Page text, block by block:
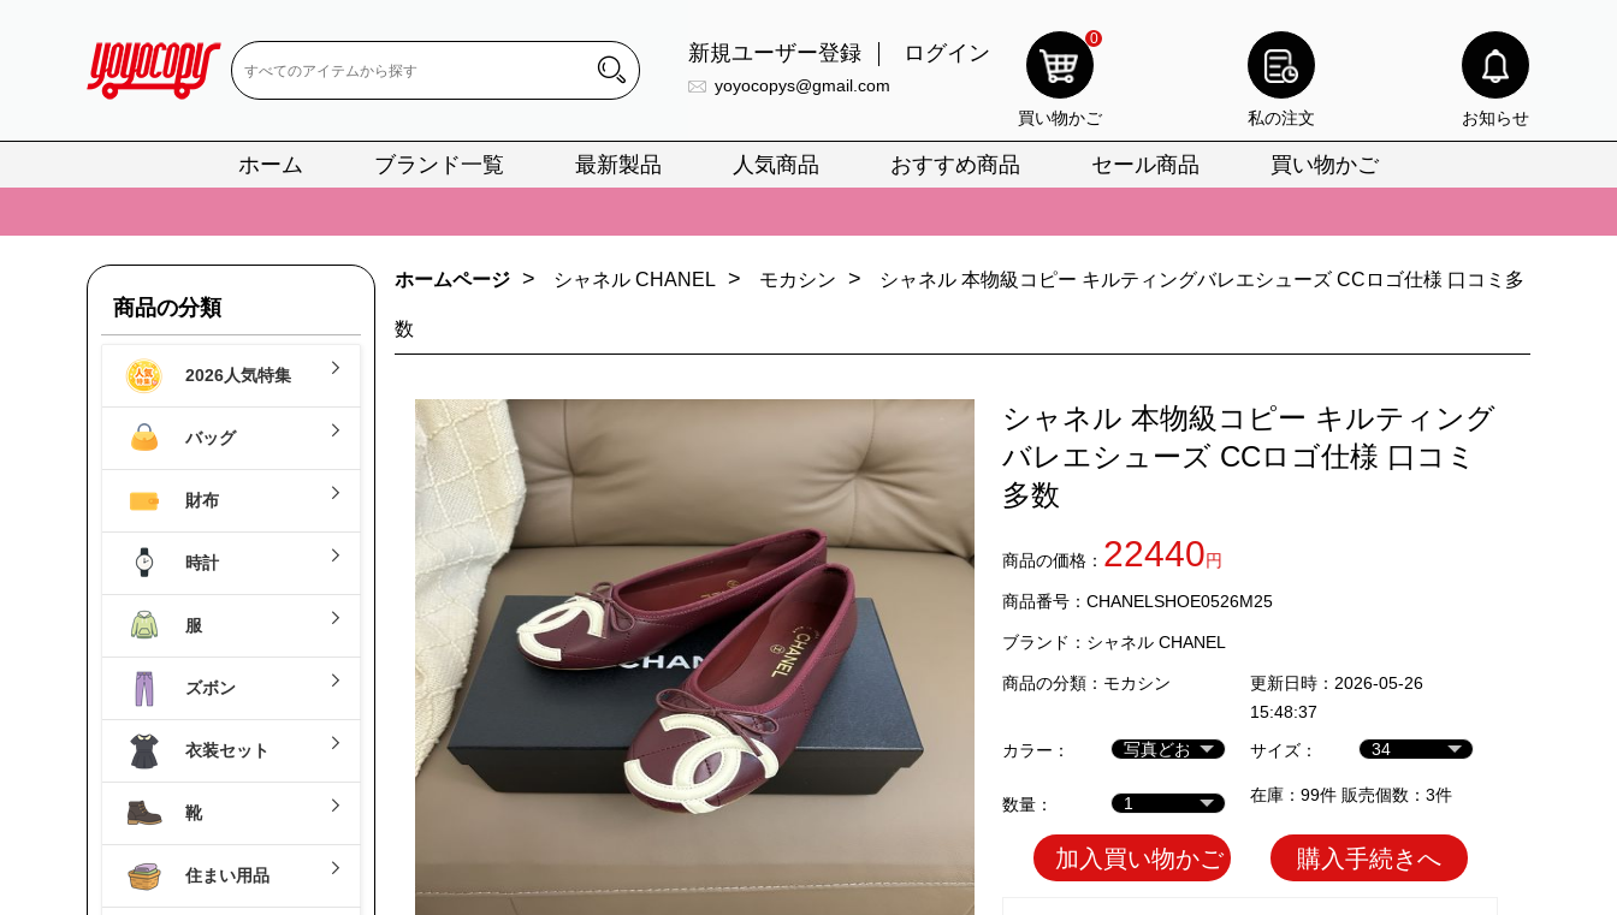
新規ユーザー登録 ログイン
yoyocopys@gmail.com
0
買い物かご 私の注文 お知らせ
ホーム ブランド一覧 最新製品 人気商品 おすすめ商品 セール商品 買い物かご
📢 当店は正真正銘のn級スーパーコピーのみ取扱い。最高品質の再現度を安心してお選びいただけます。
📢 2026春の新作続々更新中！期間中のご注文でお得な割引をご利用いただけます。
📢 新作入荷！ルイ・ヴィトンスーパーコピー バッグ最新モデルが登場。上質な仕上がりをお見逃しなく。
📢
📢 新作入荷！ルイ・ヴィトンスーパーコピー バッグ最新モデルが登場。上質な仕上がりをお見逃しなく。
商品の分類
2026人気特集
バッグ
財布
時計
服
ズボン
衣装セット
靴
住まい用品
ホームページ > シャネル CHANEL > モカシン > シャネル 本物級コピー キルティングバレエシューズ CCロゴ仕様 口コミ多
数
シャネル 本物級コピー キルティング
バレエシューズ CCロゴ仕様 口コミ
多数
商品の価格： 22440円
商品番号：CHANELSHOE0526M25
ブランド： シャネル CHANEL
商品の分類： モカシン
更新日時：2026-05-26
15:48:37
カラー：
サイズ：
数量： 在庫：99件 販売個数：3件
加入買い物かご 購入手続きへ